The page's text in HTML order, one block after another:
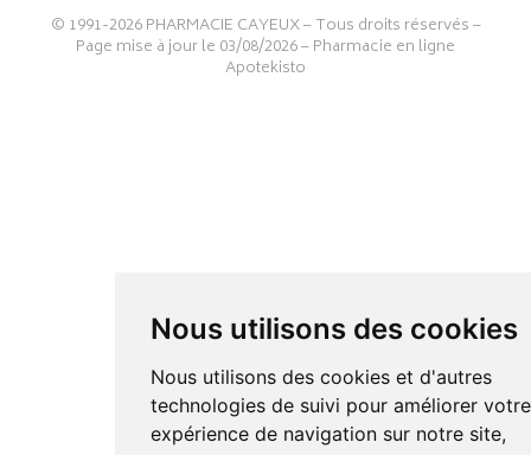
Nous utilisons des cookies
Nous utilisons des cookies et d'autres
technologies de suivi pour améliorer votre
expérience de navigation sur notre site,
© 1991-2026PHARMACIE CAYEUX– Tous droits réservés –
Page mise à jour le 03/08/2026 –Pharmacie en ligne
Apotekisto